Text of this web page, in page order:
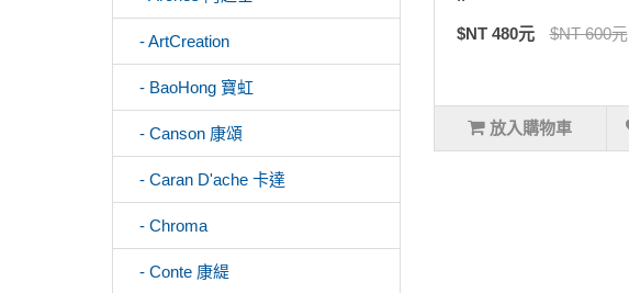
- ArtCreation
- BaoHong 寶虹
- Canson 康頌
- Caran D'ache 卡達
- Chroma
- Conte 康緹
$NT 480元 $NT 600元
放入購物車